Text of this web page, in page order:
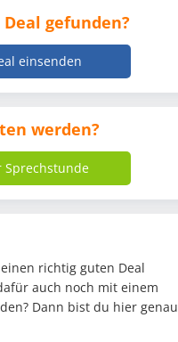
gefunden?
einsenden
werden?
Sprechstunde
richtig guten Deal
auch noch mit einem
Dann bist du hier genau